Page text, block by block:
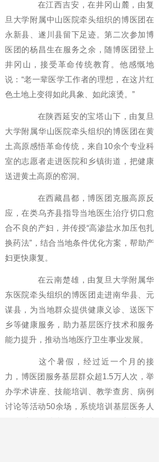
在江西吉安，在井冈山麓，由复
旦大学附属中山医院牵头组织的博医团在
永新县、遂川县留下足迹。第二次参加博
医团的杨昌生在服务之余，随博医团登上
井冈山，接受革命传统教育。他感慨地
说：“老一辈医学工作者的理想，在这片红
色土地上变得如此具象、如此滚烫。”
在陕西延安的宝塔山下，由复旦
大学附属华山医院牵头组织的博医团在黄
土高原感悟革命传统，来自10余个专业科
室的志愿者走进医院和乡镇街道，把健康
送进黄土高原的窑洞。
在西藏昌都，博医团克服高原反
应，在类乌齐县指导当地医生治疗切口愈
合不良的产妇，并传授“高渗盐水加压包扎
换药法”，结合当地条件优化方案，帮助产
妇更快康复。
在云南楚雄，由复旦大学附属华
东医院牵头组织的博医团走进南华县、元
谋县，为当地群众提供健康义诊、送医下
乡等健康服务，助力基层医疗技术和服务
能力提升，推动当地医疗卫生事业发展。
这个暑假，经过近一个月的接
力，博医团服务基层群众超1.5万人次，举
办学术讲座、技能培训、教学查房、病例
讨论等活动50余场，系统培训基层医务人